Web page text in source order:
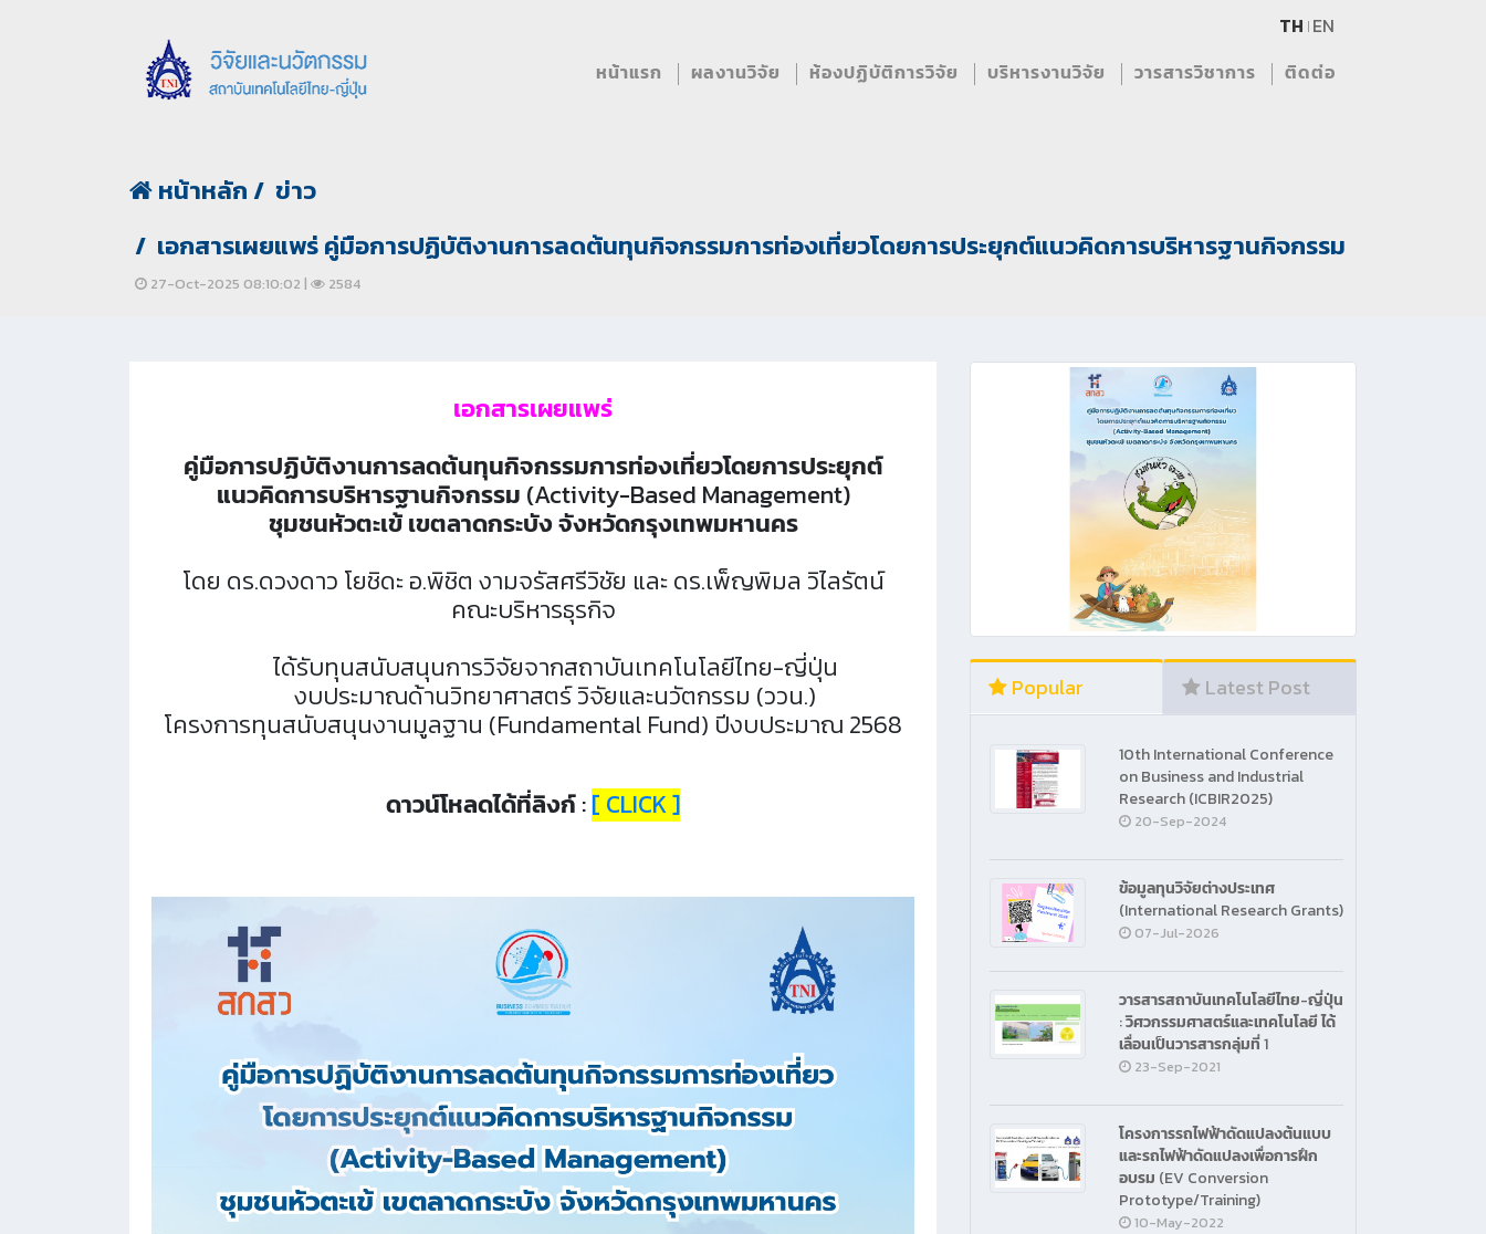
หน้าแรก ผลงานวิจัย ห้องปฏิบัติการวิจัย บริหารงานวิจัย วารสารวิชาการ ติดต่อ
TH EN
หน้าหลัก
ข่าว
เอกสารเผยแพร่ คู่มือการปฏิบัติงานการลดต้นทุนกิจกรรมการท่องเที่ยวโดยการประยุกต์แนวคิดการบริหารฐานกิจกรรม
27-Oct-2025 08:10:02 | 2584
เอกสารเผยแพร่
คู่มือการปฏิบัติงานการลดต้นทุนกิจกรรมการท่องเที่ยวโดยการประยุกต์
แนวคิดการบริหารฐานกิจกรรม (Activity-Based Management)
ชุมชนหัวตะเข้ เขตลาดกระบัง จังหวัดกรุงเทพมหานคร
โดย ดร.ดวงดาว โยชิดะ อ.พิชิต งามจรัสศรีวิชัย และ ดร.เพ็ญพิมล วิไลรัตน์
คณะบริหารธุรกิจ
ได้รับทุนสนับสนุนการวิจัยจากสถาบันเทคโนโลยีไทย-ญี่ปุ่น
งบประมาณด้านวิทยาศาสตร์ วิจัยและนวัตกรรม (ววน.)
โครงการทุนสนับสนุนงานมูลฐาน (Fundamental Fund) ปีงบประมาณ 2568
ดาวน์โหลดได้ที่ลิงก์ :[ CLICK ]
Popular Latest Post
10th International Conference
on Business and Industrial
Research (ICBIR2025)
20-Sep-2024
ข้อมูลทุนวิจัยต่างประเทศ
(International Research Grants)
07-Jul-2026
วารสารสถาบันเทคโนโลยีไทย-ญี่ปุ่น
: วิศวกรรมศาสตร์และเทคโนโลยี ได้
เลื่อนเป็นวารสารกลุ่มที่ 1
23-Sep-2021
โครงการรถไฟฟ้าดัดแปลงต้นแบบ
และรถไฟฟ้าดัดแปลงเพื่อการฝึก
อบรม (EV Conversion
Prototype/Training)
10-May-2022